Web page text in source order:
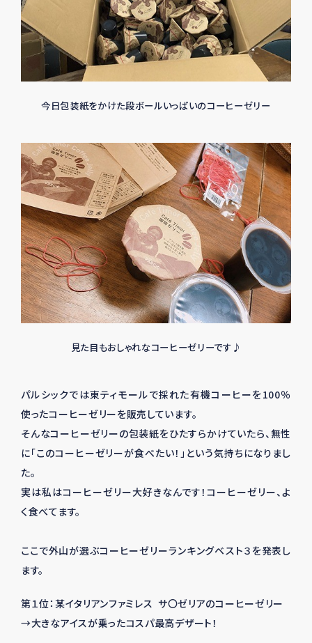
今日包装紙をかけた段ボールいっぱいのコーヒーゼリー
見た目もおしゃれなコーヒーゼリーです♪
パルシックでは東ティモールで採れた有機コーヒーを100％
使ったコーヒーゼリーを販売しています。
そんなコーヒーゼリーの包装紙をひたすらかけていたら、無性
に「このコーヒーゼリーが食べたい！」という気持ちになりまし
た。
実は私はコーヒーゼリー大好きなんです！コーヒーゼリー、よ
く食べてます。
ここで外山が選ぶコーヒーゼリーランキングベスト３を発表し
ます。
第１位：某イタリアンファミレス サ〇ゼリアのコーヒーゼリー
→大きなアイスが乗ったコスパ最高デザート！